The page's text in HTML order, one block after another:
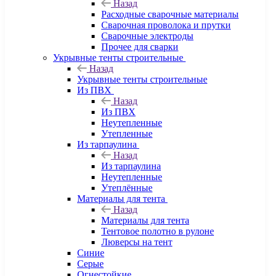
Назад
Расходные сварочные материалы
Сварочная проволока и прутки
Сварочные электроды
Прочее для сварки
Укрывные тенты строительные
Назад
Укрывные тенты строительные
Из ПВХ
Назад
Из ПВХ
Неутепленные
Утепленные
Из тарпаулина
Назад
Из тарпаулина
Неутепленные
Утеплённые
Материалы для тента
Назад
Материалы для тента
Тентовое полотно в рулоне
Люверсы на тент
Синие
Серые